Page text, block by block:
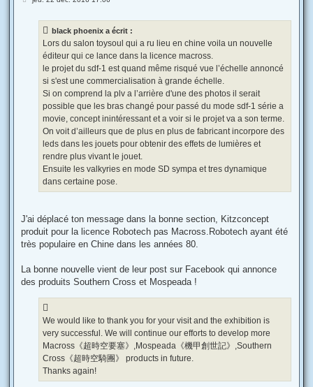
black phoenix a écrit :
Lors du salon toysoul qui a ru lieu en chine voila un nouvelle
éditeur qui ce lance dans la licence macross.
le projet du sdf-1 est quand même risqué vue l’échelle annoncé
si s'est une commercialisation à grande échelle.
Si on comprend la plv a l’arrière d'une des photos il serait
possible que les bras changé pour passé du mode sdf-1 série a
movie, concept inintéressant et a voir si le projet va a son terme.
On voit d’ailleurs que de plus en plus de fabricant incorpore des
leds dans les jouets pour obtenir des effets de lumières et
rendre plus vivant le jouet.
Ensuite les valkyries en mode SD sympa et tres dynamique
dans certaine pose.
J'ai déplacé ton message dans la bonne section, Kitzconcept
produit pour la licence Robotech pas Macross.Robotech ayant été
très populaire en Chine dans les années 80.
La bonne nouvelle vient de leur post sur Facebook qui annonce
des produits Southern Cross et Mospeada !
We would like to thank you for your visit and the exhibition is
very successful. We will continue our efforts to develop more
Macross《超時空要塞》,Mospeada《機甲創世記》,Southern
Cross《超時空騎團》 products in future.
Thanks again!